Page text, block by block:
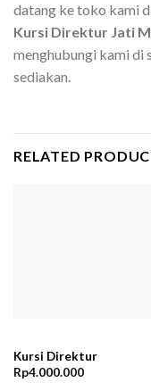
datang ke toko kami
Kursi Direktur Jati
menghubungi kami di
sediakan.
RELATED
Kursi Direktur
Rp4.000.000